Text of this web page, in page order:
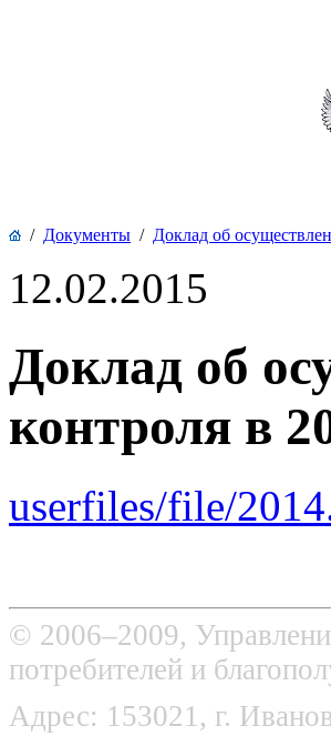
/ Документы / Доклад об
12.02.2015
Доклад об
контроля в
userfiles/file/
© 2006–2009,
потребителей и
Адрес: 153021, г.